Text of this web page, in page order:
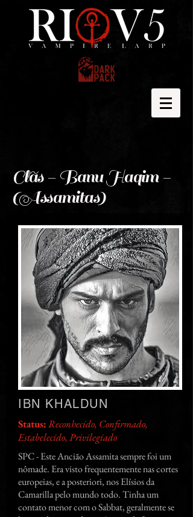
Clãs - Banu Haqim -
(Assamitas)
SPC - Este Ancião Assamita sempre foi um
nômade. Era visto frequentemente nas cortes
europeias, e a posteriori, nos Elísios da
Camarilla pelo mundo todo. Tinha um
contato menor com o Sabbat, geralmente se
IBN KHALDUN
Status:Reconhecido, Confirmado,
Estabelecido, Privilegiado